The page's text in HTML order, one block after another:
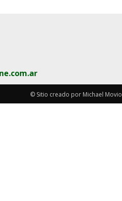
© Sitio creado por Michael Movio